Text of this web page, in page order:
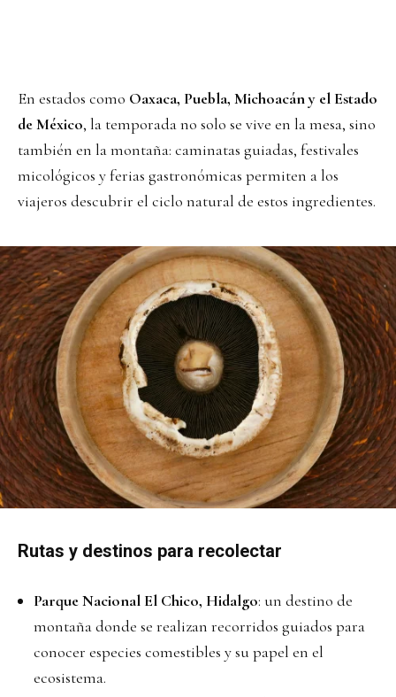
En estados como Oaxaca, Puebla, Michoacán y el Estado
de México, la temporada no solo se vive en la mesa, sino
también en la montaña: caminatas guiadas, festivales
micológicos y ferias gastronómicas permiten a los
viajeros descubrir el ciclo natural de estos ingredientes.
Rutas y destinos para recolectar
Parque Nacional El Chico, Hidalgo: un destino de
montaña donde se realizan recorridos guiados para
conocer especies comestibles y su papel en el
ecosistema.